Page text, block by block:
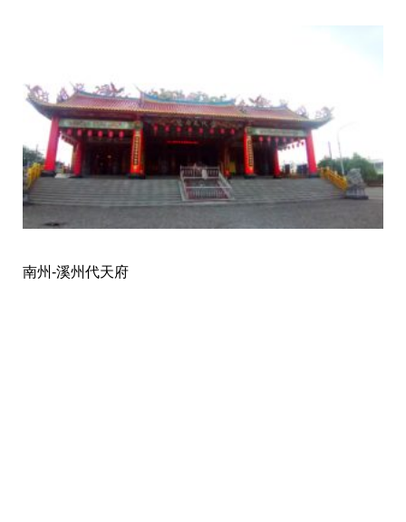
南州-溪州代天府